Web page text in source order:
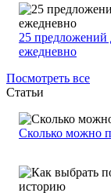
25 предложений
ежедневно
Посмотреть все
Статьи
Сколько можно